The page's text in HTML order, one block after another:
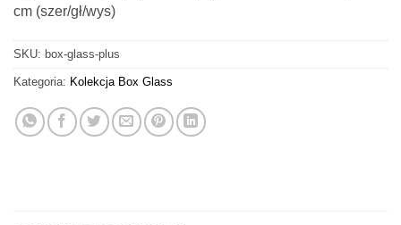
cm (szer/gł/wys)
SKU: box-glass-plus
Kategoria: Kolekcja Box Glass